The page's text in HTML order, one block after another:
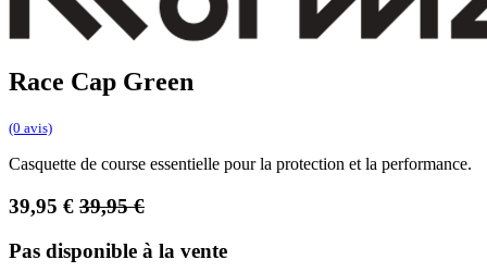
Race Cap Green
(0 avis)
Casquette de course essentielle pour la protection et la performance.
39,95 € 39,95€
Pas disponible à la vente